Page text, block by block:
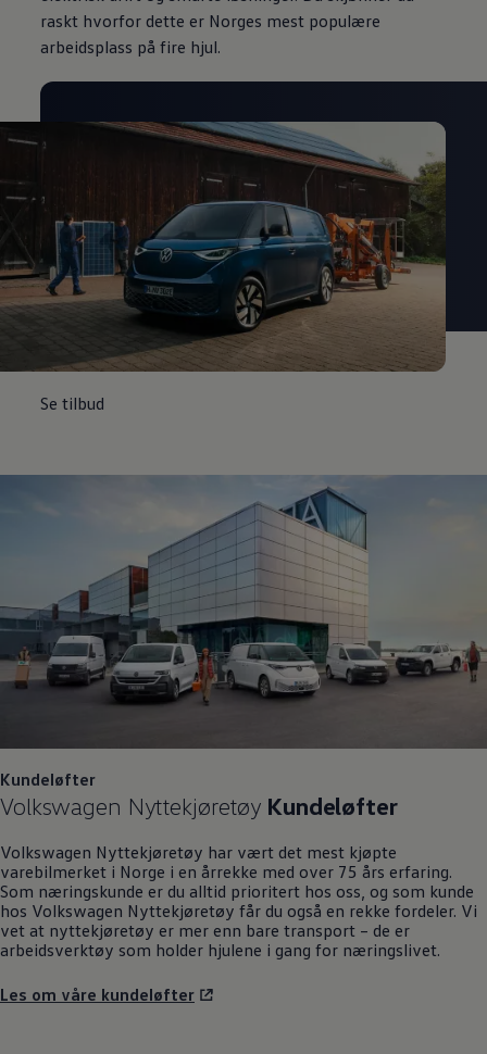
raskt hvorfor dette er Norges mest populære
arbeidsplass på fire hjul.
Se tilbud
Kundeløfter
Volkswagen Nyttekjøretøy Kundeløfter
Volkswagen Nyttekjøretøy har vært det mest kjøpte
varebilmerket i Norge i en årrekke med over 75 års erfaring.
Som næringskunde er du alltid prioritert hos oss, og som kunde
hos Volkswagen Nyttekjøretøy får du også en rekke fordeler. Vi
vet at nyttekjøretøy er mer enn bare transport – de er
arbeidsverktøy som holder hjulene i gang for næringslivet.
Les om våre kundeløfter